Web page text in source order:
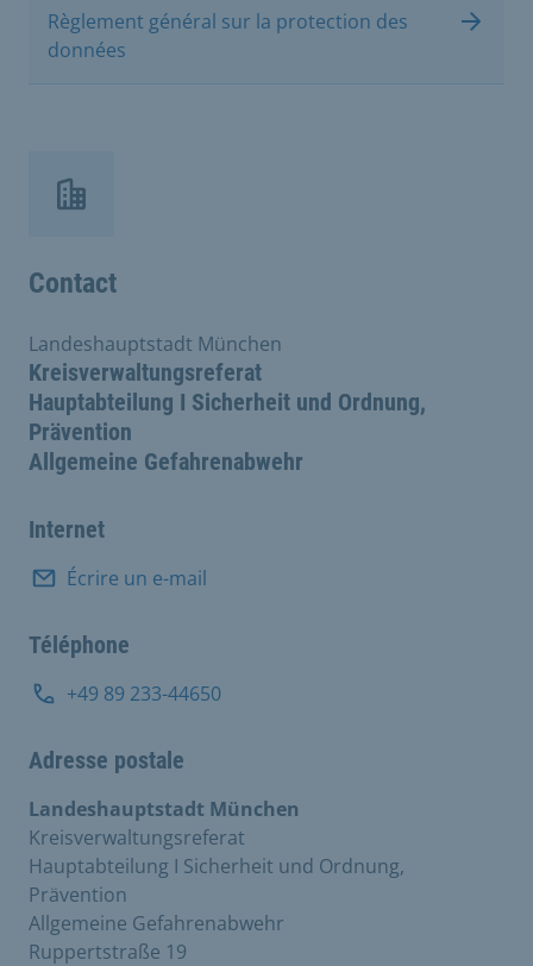
Règlement général sur la protection des
données
Contact
Kreisverwaltungsreferat
Hauptabteilung I Sicherheit und Ordnung,
Prävention
Allgemeine Gefahrenabwehr
Landeshauptstadt München
Internet
Écrire un e-mail
Téléphone
+49 89 233-44650
Adresse postale
Landeshauptstadt München
Kreisverwaltungsreferat
Hauptabteilung I Sicherheit und Ordnung,
Prävention
Allgemeine Gefahrenabwehr
Ruppertstraße 19